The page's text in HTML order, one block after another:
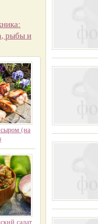
рыбы и
(на
салат